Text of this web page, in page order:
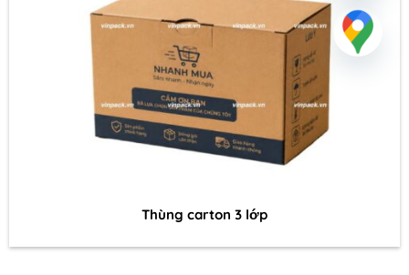
Thùng carton 3 lớp